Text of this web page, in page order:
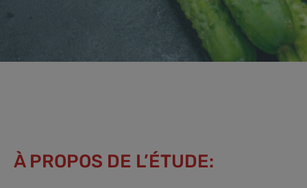
À PROPOS DE L’ÉTUDE: